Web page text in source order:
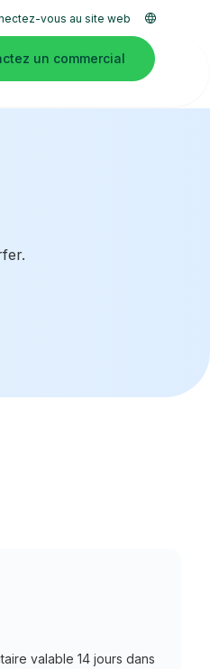
vous au site web
un commercial
valable 14 jours dans